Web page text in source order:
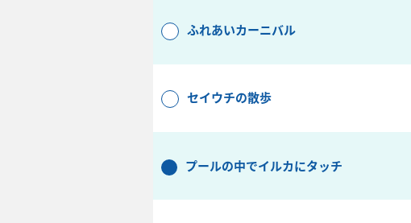
ふれあいカーニバル
セイウチの散歩
プールの中でイルカにタッチ